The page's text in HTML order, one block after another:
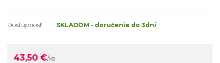
Dostupnosť SKLADOM - doručenie do 3dní
43,50 €/ks